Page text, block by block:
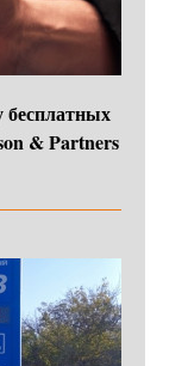
бесплатных
& Partners